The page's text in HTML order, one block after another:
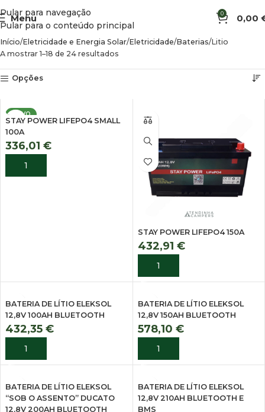
Pular para navegação
Pular para o conteúdo principal
Menu 0 0,00
Início Eletricidade e Energia Solar Eletricidade Baterias Litio
A mostrar 1–18 de 24 resultados
Opções
NOVO
STAY POWER LIFEPO4 SMALL
100A
336,01 €
ADICIONAR
STAY POWER LIFEPO4 150A
432,91 €
ADICIONAR
BATERIA DE LÍTIO ELEKSOL
12,8V 100AH BLUETOOTH
432,35 €
ADICIONAR
BATERIA DE LÍTIO ELEKSOL
12,8V 150AH BLUETOOTH
578,10 €
ADICIONAR
BATERIA DE LÍTIO ELEKSOL
“SOB O ASSENTO” DUCATO
12,8V 200AH BLUETOOTH
BATERIA DE LÍTIO ELEKSOL
12,8V 210AH BLUETOOTH E
BMS